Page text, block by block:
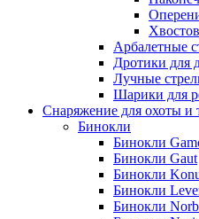
Арбалетные
Дротики для
Лучные
Шарики для
Снаряжение для охоты и
Бинокли
Бинокли
Бинокли Gaut
Бинокли
Бинокли
Бинокли